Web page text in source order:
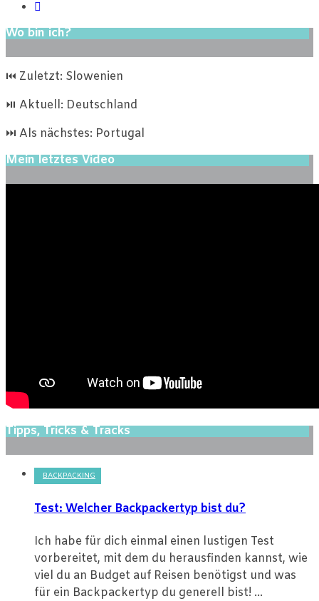
Wo bin ich?
⏮ Zuletzt: Slowenien
⏯ Aktuell: Deutschland
⏭ Als nächstes: Portugal
Mein letztes Video
Tipps, Tricks & Tracks
BACKPACKING
Test: Welcher Backpackertyp bist du?
Ich habe für dich einmal einen lustigen Test
vorbereitet, mit dem du herausfinden kannst, wie
viel du an Budget auf Reisen benötigst und was
für ein Backpackertyp du generell bist! ...